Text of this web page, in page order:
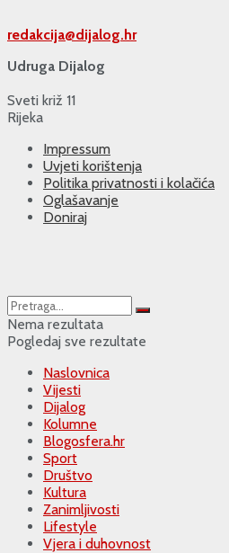
redakcija@dijalog.hr
Udruga Dijalog
Sveti križ 11
Rijeka
Impressum
Uvjeti korištenja
Politika privatnosti i kolačića
Oglašavanje
Doniraj
Nema rezultata
Pogledaj sve rezultate
Naslovnica
Vijesti
Dijalog
Kolumne
Blogosfera.hr
Sport
Društvo
Kultura
Zanimljivosti
Lifestyle
Vjera i duhovnost